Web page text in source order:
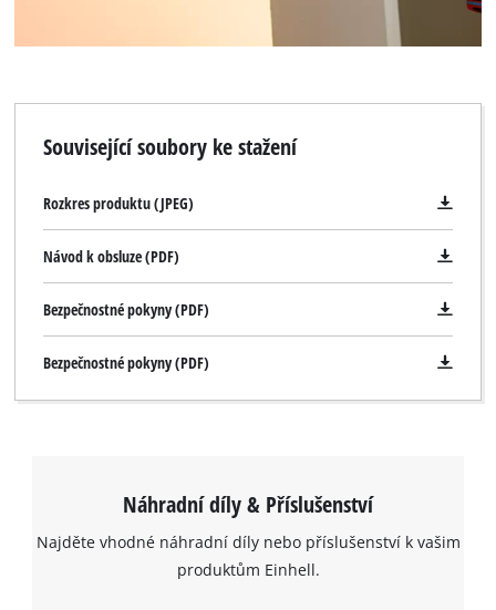
Související soubory ke stažení
Rozkres produktu (JPEG)
Návod k obsluze (PDF)
Bezpečnostné pokyny (PDF)
Bezpečnostné pokyny (PDF)
Náhradní díly & Příslušenství
Najděte vhodné náhradní díly nebo příslušenství k vašim
produktům Einhell.